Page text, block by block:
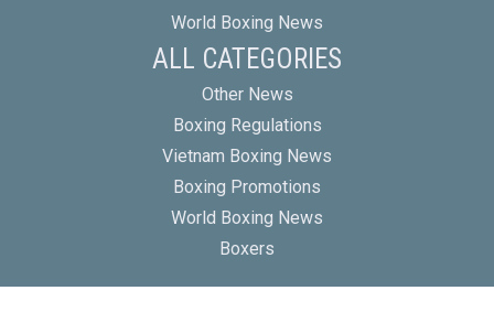
World Boxing News
ALL CATEGORIES
Other News
Boxing Regulations
Vietnam Boxing News
Boxing Promotions
World Boxing News
Boxers